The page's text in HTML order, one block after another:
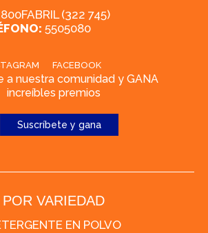
(322 745)
5505080
FACEBOOK
a nuestra comunidad y GANA
increíbles premios
Suscríbete y gana
POR VARIEDAD
EN POLVO